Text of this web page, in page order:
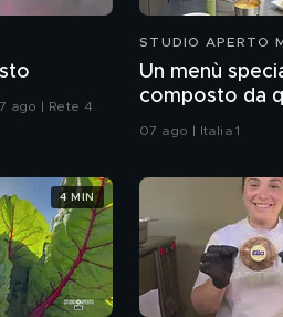
ago | Rete 4
STUDIO APERTO
Un menù
composto da
grandi chef
07 ago | Italia 1
4 MIN